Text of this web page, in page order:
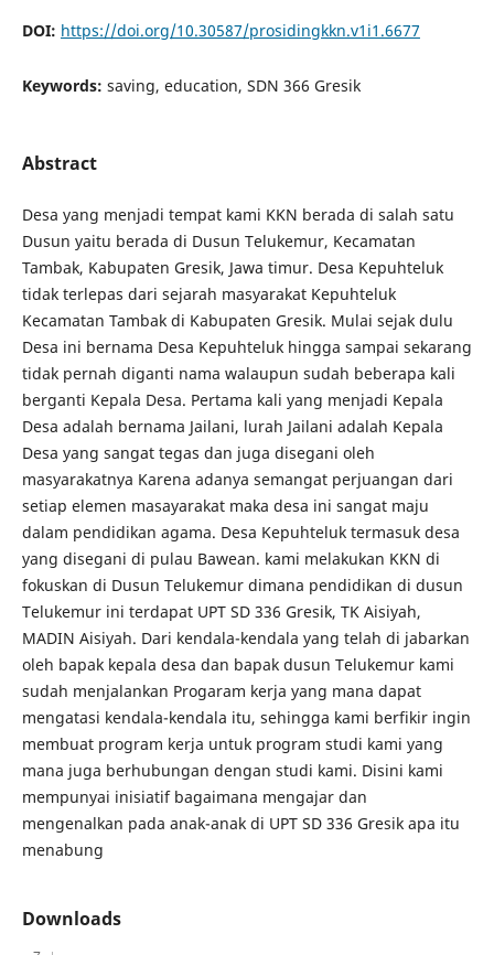
DOI: https://doi.org/10.30587/prosidingkkn.v1i1.6677
Keywords: saving, education, SDN 366 Gresik
Abstract
Desa yang menjadi tempat kami KKN berada di salah satu
Dusun yaitu berada di Dusun Telukemur, Kecamatan
Tambak, Kabupaten Gresik, Jawa timur. Desa Kepuhteluk
tidak terlepas dari sejarah masyarakat Kepuhteluk
Kecamatan Tambak di Kabupaten Gresik. Mulai sejak dulu
Desa ini bernama Desa Kepuhteluk hingga sampai sekarang
tidak pernah diganti nama walaupun sudah beberapa kali
berganti Kepala Desa. Pertama kali yang menjadi Kepala
Desa adalah bernama Jailani, lurah Jailani adalah Kepala
Desa yang sangat tegas dan juga disegani oleh
masyarakatnya Karena adanya semangat perjuangan dari
setiap elemen masayarakat maka desa ini sangat maju
dalam pendidikan agama. Desa Kepuhteluk termasuk desa
yang disegani di pulau Bawean. kami melakukan KKN di
fokuskan di Dusun Telukemur dimana pendidikan di dusun
Telukemur ini terdapat UPT SD 336 Gresik, TK Aisiyah,
MADIN Aisiyah. Dari kendala-kendala yang telah di jabarkan
oleh bapak kepala desa dan bapak dusun Telukemur kami
sudah menjalankan Progaram kerja yang mana dapat
mengatasi kendala-kendala itu, sehingga kami berfikir ingin
membuat program kerja untuk program studi kami yang
mana juga berhubungan dengan studi kami. Disini kami
mempunyai inisiatif bagaimana mengajar dan
mengenalkan pada anak-anak di UPT SD 336 Gresik apa itu
menabung
Downloads